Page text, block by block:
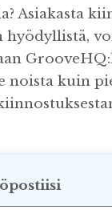
Asiakasta
hyödyllistä,
noista kuin